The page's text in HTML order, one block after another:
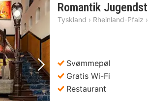
Næste billede
Romantik
Tyskland › Rheinland-Pfalz ›
Svømmepøl
Gratis Wi-Fi
Restaurant